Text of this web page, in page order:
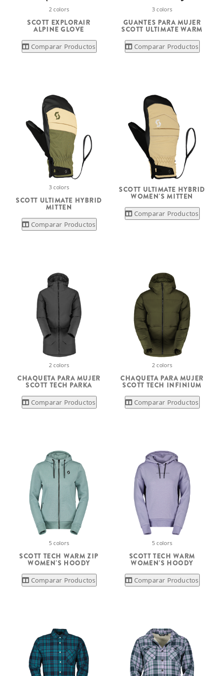
2 colors
SCOTT EXPLORAIR
ALPINE GLOVE
Comparar Productos
3 colors
GUANTES PARA MUJER
SCOTT ULTIMATE WARM
Comparar Productos
3 colors
SCOTT ULTIMATE HYBRID
MITTEN
Comparar Productos
SCOTT ULTIMATE HYBRID
WOMEN'S MITTEN
Comparar Productos
2 colors
CHAQUETA PARA MUJER
SCOTT TECH PARKA
Comparar Productos
2 colors
CHAQUETA PARA MUJER
SCOTT TECH INFINIUM
Comparar Productos
5 colors
SCOTT TECH WARM ZIP
WOMEN'S HOODY
Comparar Productos
5 colors
SCOTT TECH WARM
WOMEN'S HOODY
Comparar Productos